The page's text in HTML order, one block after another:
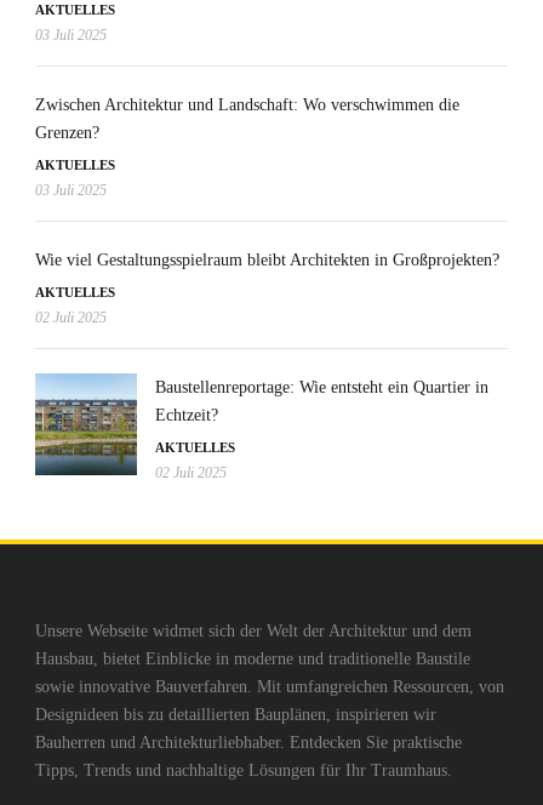
AKTUELLES
03 Juli 2025
Zwischen Architektur und Landschaft: Wo verschwimmen die
Grenzen?
AKTUELLES
03 Juli 2025
Wie viel Gestaltungsspielraum bleibt Architekten in Großprojekten?
AKTUELLES
02 Juli 2025
Baustellenreportage: Wie entsteht ein Quartier in
Echtzeit?
AKTUELLES
02 Juli 2025
Unsere Webseite widmet sich der Welt der Architektur und dem
Hausbau, bietet Einblicke in moderne und traditionelle Baustile
sowie innovative Bauverfahren. Mit umfangreichen Ressourcen, von
Designideen bis zu detaillierten Bauplänen, inspirieren wir
Bauherren und Architekturliebhaber. Entdecken Sie praktische
Tipps, Trends und nachhaltige Lösungen für Ihr Traumhaus.